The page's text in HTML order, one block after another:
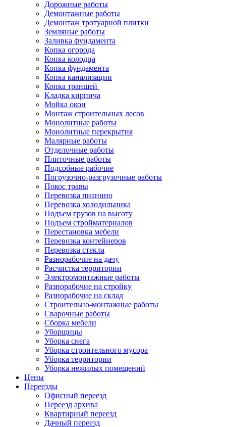
Дорожные работы
Демонтажные работы
Демонтаж тротуарной плитки
Земляные работы
Заливка фундамента
Копка огорода
Копка колодца
Копка фундамента
Копка канализации
Копка траншей
Кладка кирпича
Мойка окон
Монтаж строительных лесов
Монолитные работы
Монолитные перекрытия
Малярные работы
Отделочные работы
Плиточные работы
Подсобные рабочие
Погрузочно-разгрузочные работы
Покос травы
Перевозка пианино
Перевозка холодильника
Подъем грузов на высоту
Подъем стройматериалов
Перестановка мебели
Перевозка контейнеров
Перевозка стекла
Разнорабочие на дачу
Расчистка территории
Электромонтажные работы
Разнорабочие на стройку
Разнорабочие на склад
Строительно-монтажные работы
Сварочные работы
Сборка мебели
Уборщицы
Уборка снега
Уборка строительного мусора
Уборка территории
Уборка нежилых помещений
Цены
Переезды
Офисный переезд
Переезд архива
Квартирный переезд
Дачный переезд